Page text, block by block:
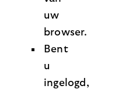
uw
browser.
Bent
u
ingelogd,